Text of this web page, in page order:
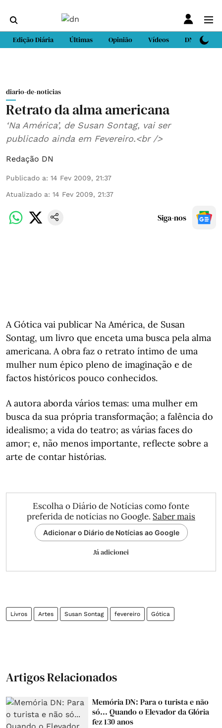
Edição Diária Últimas Opinião Vídeos DN Sport
diario-de-noticias
Retrato da alma americana
‘Na América’, de Susan Sontag, vai ser
publicado ainda em Fevereiro.<br />
Redação DN
Publicado a: 14 Fev 2009, 21:37
Atualizado a: 14 Fev 2009, 21:37
Siga-nos
A Gótica vai publicar Na América, de Susan
Sontag, um livro que enceta uma busca pela alma
americana. A obra faz o retrato íntimo de uma
mulher num épico pleno de imaginação e de
factos históricos pouco conhecidos.
A autora aborda vários temas: uma mulher em
busca da sua própria transformação; a falência do
idealismo; a vida do teatro; as várias faces do
amor; e, não menos importante, reflecte sobre a
arte de contar histórias.
Escolha o Diário de Notícias como fonte
preferida de notícias no Google. Saber mais
Adicionar o Diário de Notícias ao Google
Já adicionei
Livros Artes Susan Sontag fevereiro Gótica
Artigos Relacionados
Memória DN: Para o turista e não
só... Quando o Elevador da Glória
fez 130 anos